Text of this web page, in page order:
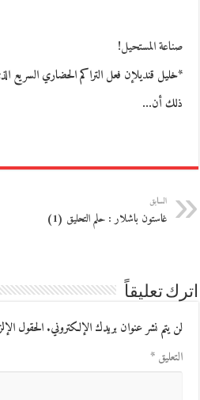
صناعة المستحيل!
*خليل قنديلإن فعل التراكم الحضاري السريع
ذلك أن…
السابق
غاستون باشلار : حلم التحليق (1)
اترك تعليقاً
لن يتم نشر عنوان بريدك الإلكتروني.الحقول
التعليق*